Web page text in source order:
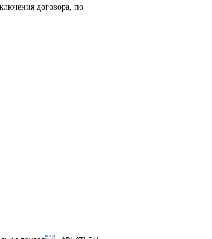
договора, по